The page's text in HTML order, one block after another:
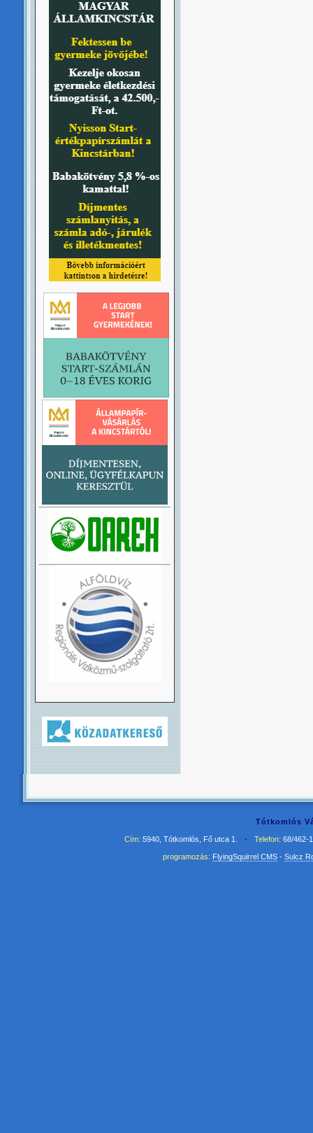
Tótkomlós
Cím: 5940, Tótkomlós, Fő utca 1. • Telefon: 68/462-
programozás: FlyingSquirrel CMS- Sulcz